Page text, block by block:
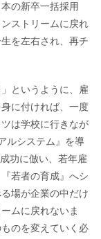
の新卒一括採用
ストリームに戻れ
を左右され、再チ
というように、雇
に付ければ、一度
は学校に行きなが
ルシステム』を導
功に倣い、若年雇
若者の育成』へシ
場が企業の中だけ
ムに戻れないま
のを変えていく必